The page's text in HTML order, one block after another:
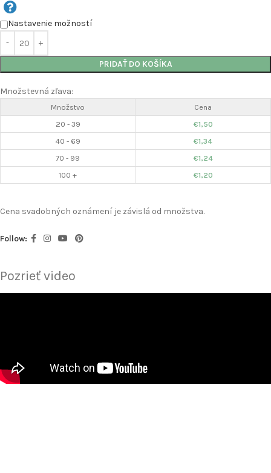
Nastavenie možností
PRIDAŤ DO KOŠÍKA
Množstevná zľava:
Množstvo
Cena
20 - 39
€1,50
40 - 69
€1,34
70 - 99
€1,24
100 +
€1,20
Cena svadobných oznámení je závislá od množstva.
Follow:
Pozrieť video